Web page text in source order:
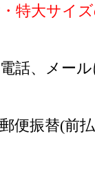
特大サイ
話、メー
便振替(前